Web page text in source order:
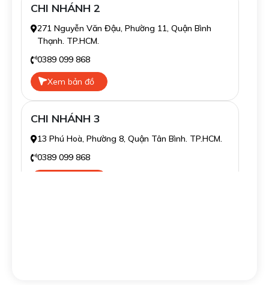
CHI NHÁNH 2
271 Nguyễn Văn Đậu, Phường 11, Quận Bình
Thạnh. TP.HCM.
0389 099 868
Xem bản đồ
CHI NHÁNH 3
13 Phú Hoà, Phường 8, Quận Tân Bình. TP.HCM.
0389 099 868